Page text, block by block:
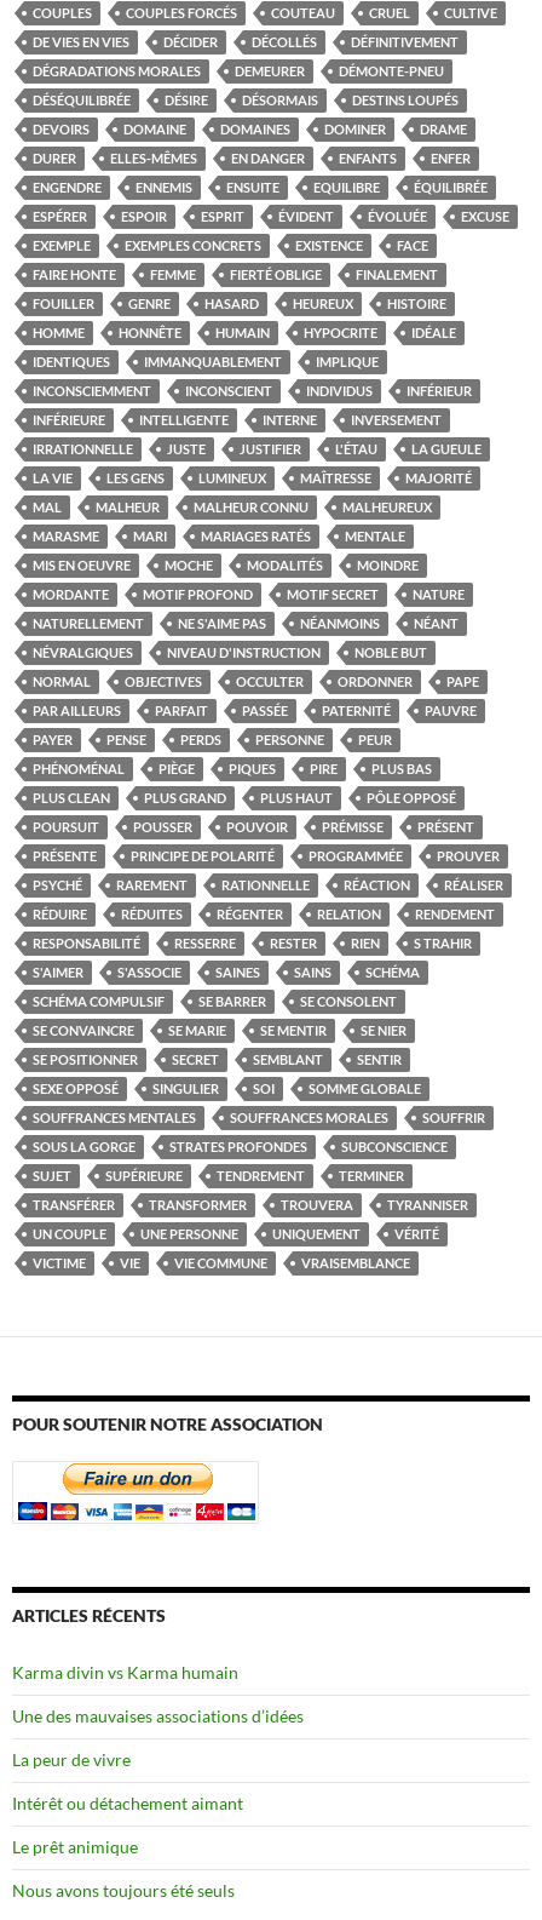
COUPLES COUPLES FORCÉS COUTEAU CRUEL
CULTIVE
DE VIES EN VIES
DÉCIDER DÉCOLLÉS
DÉFINITIVEMENT
DÉGRADATIONS MORALES
DEMEURER
DÉMONTE-PNEU
DÉSÉQUILIBRÉE
DÉSIRE DÉSORMAIS
DESTINS LOUPÉS
DEVOIRS
DOMAINE DOMAINES DOMINER
DRAME
DURER
ELLES-MÊMES EN DANGER ENFANTS
ENFER
ENGENDRE
ENNEMIS ENSUITE EQUILIBRE
ÉQUILIBRÉE
ESPÉRER
ESPOIR ESPRIT ÉVIDENT ÉVOLUÉE
EXCUSE
EXEMPLE
EXEMPLES CONCRETS EXISTENCE
FACE
FAIRE HONTE
FEMME FIERTÉ OBLIGE
FINALEMENT
FOUILLER
GENRE HASARD HEUREUX
HISTOIRE
HOMME
HONNÊTE HUMAIN HYPOCRITE
IDÉALE
IDENTIQUES
IMMANQUABLEMENT
IMPLIQUE
INCONSCIEMMENT
INCONSCIENT INDIVIDUS
INFÉRIEUR
INFÉRIEURE
INTELLIGENTE INTERNE
INVERSEMENT
IRRATIONNELLE
JUSTE JUSTIFIER L'ÉTAU
LA GUEULE
LA VIE
LES GENS LUMINEUX MAÎTRESSE
MAJORITÉ
MAL
MALHEUR MALHEUR CONNU
MALHEUREUX
MARASME
MARI MARIAGES RATÉS
MENTALE
MIS EN OEUVRE
MOCHE MODALITÉS
MOINDRE
MORDANTE
MOTIF PROFOND MOTIF SECRET
NATURE
NATURELLEMENT
NE S'AIME PAS NÉANMOINS
NÉANT
NÉVRALGIQUES
NIVEAU D'INSTRUCTION
NOBLE BUT
NORMAL
OBJECTIVES OCCULTER ORDONNER
PAPE
PAR AILLEURS
PARFAIT PASSÉE PATERNITÉ
PAUVRE
PAYER
PENSE PERDS PERSONNE
PEUR
PHÉNOMÉNAL
PIÈGE PIQUES PIRE
PLUS BAS
PLUS CLEAN
PLUS GRAND PLUS HAUT
PÔLE OPPOSÉ
POURSUIT
POUSSER POUVOIR PRÉMISSE
PRÉSENT
PRÉSENTE
PRINCIPE DE POLARITÉ PROGRAMMÉE
PROUVER
PSYCHÉ
RAREMENT RATIONNELLE RÉACTION
RÉALISER
RÉDUIRE
RÉDUITES RÉGENTER RELATION
RENDEMENT
RESPONSABILITÉ
RESSERRE RESTER RIEN
S TRAHIR
S'AIMER
S'ASSOCIE SAINES SAINS
SCHÉMA
SCHÉMA COMPULSIF
SE BARRER
SE CONSOLENT
SE CONVAINCRE
SE MARIE SE MENTIR
SE NIER
SE POSITIONNER
SECRET SEMBLANT
SENTIR
SEXE OPPOSÉ
SINGULIER SOI
SOMME GLOBALE
SOUFFRANCES MENTALES
SOUFFRANCES MORALES
SOUFFRIR
SOUS LA GORGE
STRATES PROFONDES
SUBCONSCIENCE
SUJET
SUPÉRIEURE TENDREMENT
TERMINER
TRANSFÉRER
TRANSFORMER TROUVERA
TYRANNISER
UN COUPLE
UNE PERSONNE UNIQUEMENT
VÉRITÉ
VICTIME
VIE VIE COMMUNE VRAISEMBLANCE
POUR SOUTENIR NOTRE ASSOCIATION
ARTICLES RÉCENTS
Karma divin vs Karma humain
Une des mauvaises associations d’idées
La peur de vivre
Intérêt ou détachement aimant
Le prêt animique
Nous avons toujours été seuls